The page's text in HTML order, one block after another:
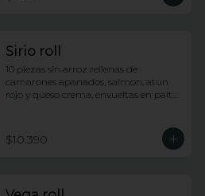
Sirio roll
10 piezas sin arroz rellenas de
camarones apanados, salmon, atun
rojo y queso crema, envueltas en palta,
$10.390